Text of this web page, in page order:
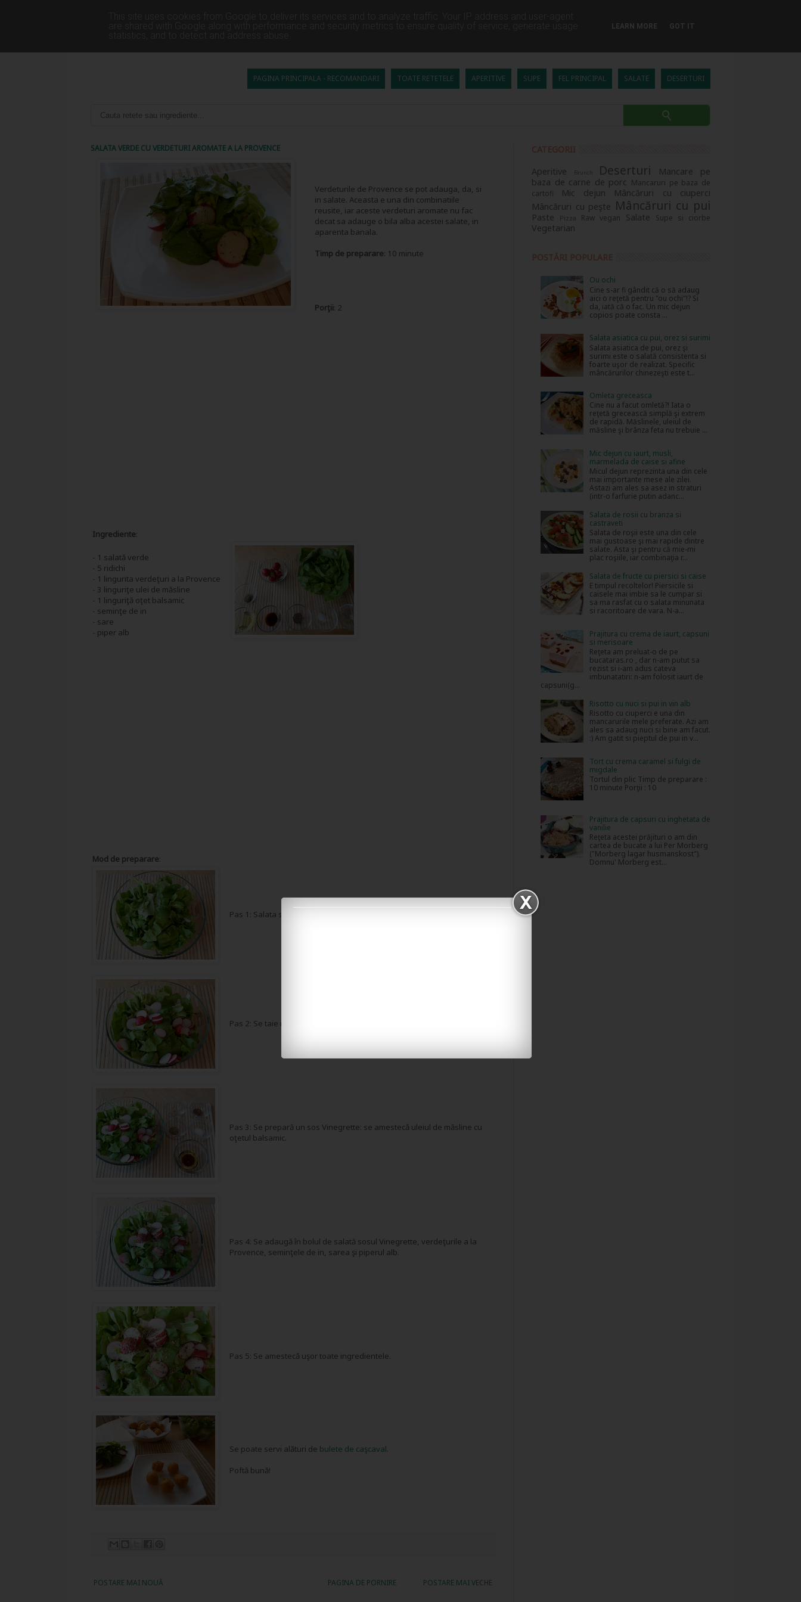
PAGINA PRINCIPALA - RECOMANDARI TOATE RETETELE APERITIVE SUPE FEL PRINCIPAL SALATE DESERTURI
SALATA VERDE CU VERDETURI AROMATE A LA PROVENCE
Verdeturile de Provence se pot adauga, da, si
in salate. Aceasta e una din combinatiile
reusite, iar aceste verdeturi aromate nu fac
decat sa adauge o bila alba acestei salate, in
aparenta banala.
Timp de preparare: 10 minute
Porţii: 2
Ingrediente:
- 1 salată verde
- 5 ridichi
- 1 lingurita verdeţuri a la Provence
- 3 linguriţe ulei de măsline
- 1 linguriţă oţet balsamic
- seminţe de in
- sare
- piper alb
Mod de preparare:
Pas 1: Salata se spală bine şi se taie în fasii.
Pas 2: Se taie ridichile rondele şi se adaugă peste salata verde.
Pas 3: Se prepară un sos Vinegrette: se amestecă uleiul de măsline cu
oţetul balsamic.
Pas 4: Se adaugă în bolul de salată sosul Vinegrette, verdeţurile a la
Provence, seminţele de in, sarea şi piperul alb.
Pas 5: Se amestecă uşor toate ingredientele.
Se poate servi alături de bulete de caşcaval.
Poftă bună!
POSTARE MAI NOUĂ POSTARE MAI VECHE
PAGINA DE PORNIRE
CATEGORII
Aperitive
Deserturi
Mancare pe
baza de carne de porc Mancaruri pe baza de
cartofi
Mic dejun
Mâncăruri cu ciuperci
Mâncăruri cu peşte Mâncăruri cu pui
Paste Pizza Raw vegan Salate Supe si ciorbe
Vegetarian
POSTĂRI POPULARE
Ou ochi
Cine s-ar fi gândit că o să adaug
aici o reţetă pentru "ou ochi"!? Si
da, iată că o fac. Un mic dejun
copios poate consta ...
Salata asiatica cu pui, orez si surimi
Salata asiatica de pui, orez şi
surimi este o salată consistenta si
foarte uşor de realizat. Specific
mâncărurilor chinezeşti este t...
Omleta greceasca
Cine nu a facut omletă?! Iata o
reţetă grecească simplă şi extrem
de rapidă. Măslinele, uleiul de
măsline şi brânza feta nu trebuie ...
Mic dejun cu iaurt, musli,
marmelada de caise si afine
Micul dejun reprezinta una din cele
mai importante mese ale zilei.
Astazi am ales sa asez in straturi
(intr-o farfurie putin adanc...
Salata de rosii cu branza si
castraveti
Salata de roşii este una din cele
mai gustoase şi mai rapide dintre
salate. Asta şi pentru că mie-mi
plac roşiile, iar combinaţia r...
Salata de fructe cu piersici si caise
E timpul recoltelor! Piersicile si
caisele mai imbie sa le cumpar si
sa ma rasfat cu o salata minunata
si racoritoare de vara. N-a...
Prajitura cu crema de iaurt, capsuni
si merisoare
Reţeta am preluat-o de pe
bucataras.ro , dar n-am putut sa
rezist si i-am adus cateva
imbunatatiri: n-am folosit iaurt de
capsuni(g...
Risotto cu nuci si pui in vin alb
Risotto cu ciuperci e una din
mancarurile mele preferate. Azi am
ales sa adaug nuci si bine am facut.
:) Am gatit si pieptul de pui in v...
Tort cu crema caramel si fulgi de
migdale
Tortul din plic Timp de preparare :
10 minute Porţii : 10
Prajitura de capsuri cu inghetata de
vanilie
Reţeta acestei prăjituri o am din
cartea de bucate a lui Per Morberg
("Morberg lagar husmanskost").
Domnu' Morberg est...
LEARN MORE GOT IT